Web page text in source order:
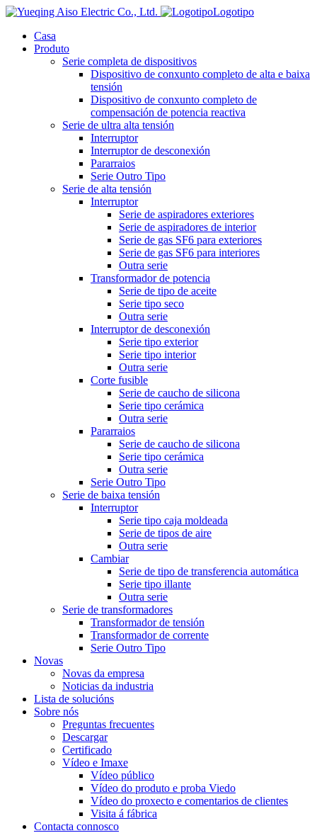
Logotipo
Casa
Produto
Serie completa de dispositivos
Dispositivo de conxunto completo de alta e baixa
tensión
Dispositivo de conxunto completo de
compensación de potencia reactiva
Serie de ultra alta tensión
Interruptor
Interruptor de desconexión
Pararraios
Serie Outro Tipo
Serie de alta tensión
Interruptor
Serie de aspiradores exteriores
Serie de aspiradores de interior
Serie de gas SF6 para exteriores
Serie de gas SF6 para interiores
Outra serie
Transformador de potencia
Serie de tipo de aceite
Serie tipo seco
Outra serie
Interruptor de desconexión
Serie tipo exterior
Serie tipo interior
Outra serie
Corte fusible
Serie de caucho de silicona
Serie tipo cerámica
Outra serie
Pararraios
Serie de caucho de silicona
Serie tipo cerámica
Outra serie
Serie Outro Tipo
Serie de baixa tensión
Interruptor
Serie tipo caja moldeada
Serie de tipos de aire
Outra serie
Cambiar
Serie de tipo de transferencia automática
Serie tipo illante
Outra serie
Serie de transformadores
Transformador de tensión
Transformador de corrente
Serie Outro Tipo
Novas
Novas da empresa
Noticias da industria
Lista de solucións
Sobre nós
Preguntas frecuentes
Descargar
Certificado
Vídeo e Imaxe
Vídeo público
Vídeo do produto e proba Viedo
Vídeo do proxecto e comentarios de clientes
Visita á fábrica
Contacta connosco